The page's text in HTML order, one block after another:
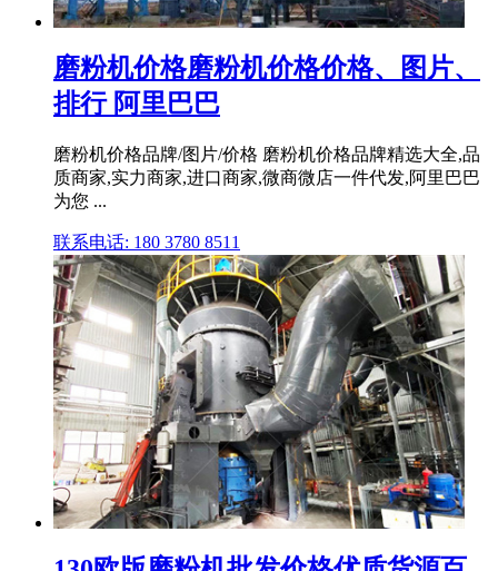
磨粉机价格磨粉机价格价格、图片、
排行 阿里巴巴
磨粉机价格品牌/图片/价格 磨粉机价格品牌精选大全,品
质商家,实力商家,进口商家,微商微店一件代发,阿里巴巴
为您 ...
联系电话: 180 3780 8511